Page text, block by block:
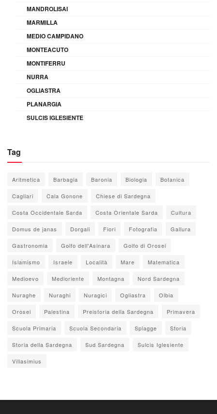
MANDROLISAI
MARMILLA
MEDIO CAMPIDANO
MONTEACUTO
MONTIFERRU
NURRA
OGLIASTRA
PLANARGIA
SULCIS IGLESIENTE
Tag
Aritmetica Barbagia Baronia Biologia Botanica
Cagliari Cala Gonone Chiese di Sardegna
Costa Occidentale Sarda Costa Orientale Sarda Cultura
Domus de janas Dorgali Fiori Fotografia Gallura
Gastronomia Golfo dell'Asinara Golfo di Orosei
Islamismo Israele Località Mare Matematica
Medioevo Medioriente Montagna Nord Sardegna
Nuraghe Nuraghi Nuragici Ogliastra Olbia
Orosei Palestina Preistoria della Sardegna Primavera
Scuola Primaria Scuola Secondaria Spiagge Storia
Storia della Sardegna Sud Sardegna Sulcis Iglesiente
Villasimius